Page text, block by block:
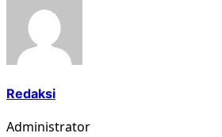
Redaksi
Administrator